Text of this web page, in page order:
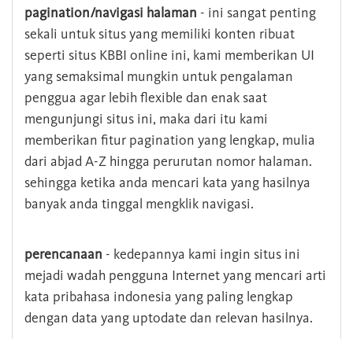
pagination/navigasi halaman - ini sangat penting
sekali untuk situs yang memiliki konten ribuat
seperti situs KBBI online ini, kami memberikan UI
yang semaksimal mungkin untuk pengalaman
penggua agar lebih flexible dan enak saat
mengunjungi situs ini, maka dari itu kami
memberikan fitur pagination yang lengkap, mulia
dari abjad A-Z hingga perurutan nomor halaman.
sehingga ketika anda mencari kata yang hasilnya
banyak anda tinggal mengklik navigasi.
perencanaan - kedepannya kami ingin situs ini
mejadi wadah pengguna Internet yang mencari arti
kata pribahasa indonesia yang paling lengkap
dengan data yang uptodate dan relevan hasilnya.